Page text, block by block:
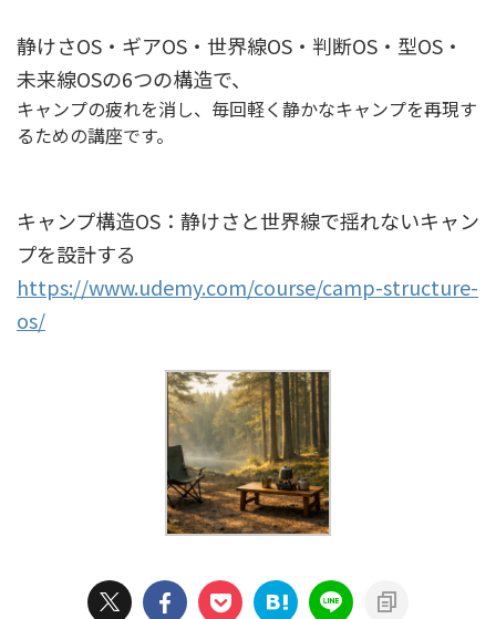
静けさOS・ギアOS・世界線OS・判断OS・型OS・
未来線OSの6つの構造で、
キャンプの疲れを消し、毎回軽く静かなキャンプを再現す
るための講座です。
キャンプ構造OS：静けさと世界線で揺れないキャン
プを設計する
https://www.udemy.com/course/camp-structure-
os/